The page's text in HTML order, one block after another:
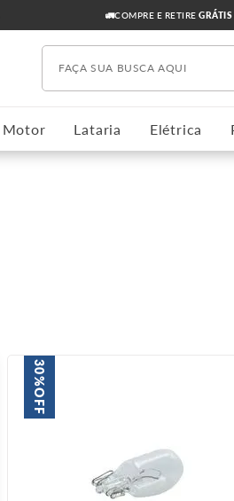
🚛COMPRE E RETIREGRÁTIS
Faça sua busca aqui
Motor Lataria Elétrica
30%
OFF